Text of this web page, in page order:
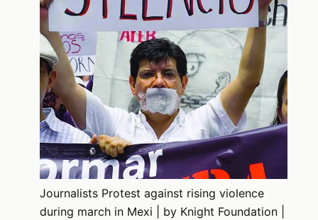
Journalists Protest against rising violence
during march in Mexi | by Knight Foundation |